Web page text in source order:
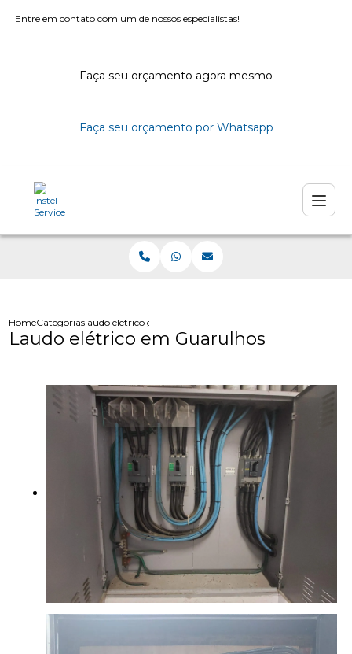
Entre em contato com um de nossos especialistas!
Faça seu orçamento agora mesmo
Faça seu orçamento por Whatsapp
HomeCategoriaslaudo eletrico guarulhos
Laudo elétrico em Guarulhos